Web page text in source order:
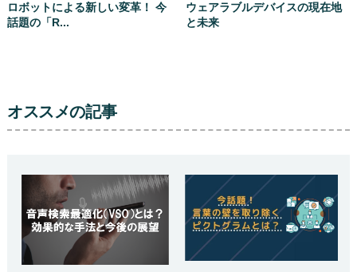
ロボットによる新しい変革！ 今
話題の「R...
ウェアラブルデバイスの現在地
と未来
オススメの記事